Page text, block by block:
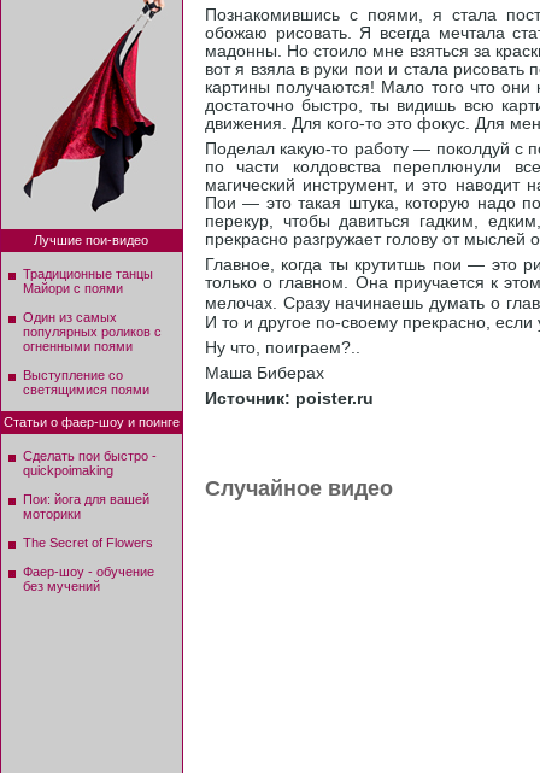
Познакомившись с поями, я стала
обожаю рисовать. Я всегда мечтала
мадонны. Но стоило мне взяться за
вот я взяла в руки пои и стала
картины получаются! Мало того что
достаточно быстро, ты видишь всю
движения. Для кого-то это фокус. Для
Поделал какую-то работу — поколдуй с
по части колдовства переплюнули
магический инструмент, и это
Пои — это такая штука, которую надо
перекур, чтобы давиться гадким,
прекрасно разгружает голову от мыслей
Главное, когда ты крутитшь пои — это
только о главном. Она приучается к
мелочах. Сразу начинаешь думать о
И то и другое по-своему прекрасно, если
Ну что, поиграем?..
Маша Биберах
Источник: poister.ru
Случайное видео
Лучшие пои-видео
Традиционные танцы
Майори с поями
Один из самых
популярных роликов с
огненными поями
Выступление со
светящимися поями
Статьи о фаер-шоу и поинге
Сделать пои быстро -
quickpoimaking
Пои: йога для вашей
моторики
The Secret of Flowers
Фаер-шоу - обучение
без мучений